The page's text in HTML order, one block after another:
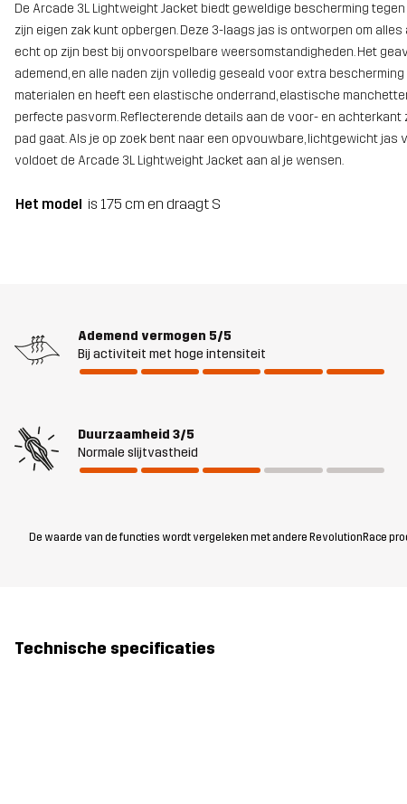
De Arcade 3L Lightweight Jacket biedt geweldige bescherming
zijn eigen zak kunt opbergen. Deze 3-laags jas is ontworpen om
echt op zijn best bij onvoorspelbare weersomstandigheden. Het
ademend, en alle naden zijn volledig geseald voor extra
materialen en heeft een elastische onderrand, elastische
perfecte pasvorm. Reflecterende details aan de voor- en
pad gaat. Als je op zoek bent naar een opvouwbare, lichtgewicht
voldoet de Arcade 3L Lightweight Jacket aan al je wensen.
Het model is 175 cm en draagt S
Ademend vermogen 5/5
Bij activiteit met hoge intensiteit
Duurzaamheid 3/5
Normale slijtvastheid
De waarde van de functies wordt vergeleken met andere RevolutionRace
Technische specificaties